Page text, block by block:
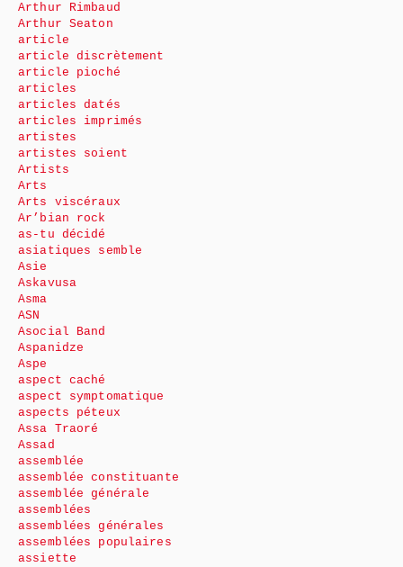
Arthur Rimbaud
Arthur Seaton
article
article discrètement
article pioché
articles
articles datés
articles imprimés
artistes
artistes soient
Artists
Arts
Arts viscéraux
Ar’bian rock
as-tu décidé
asiatiques semble
Asie
Askavusa
Asma
ASN
Asocial Band
Aspanidze
Aspe
aspect caché
aspect symptomatique
aspects péteux
Assa Traoré
Assad
assemblée
assemblée constituante
assemblée générale
assemblées
assemblées générales
assemblées populaires
assiette